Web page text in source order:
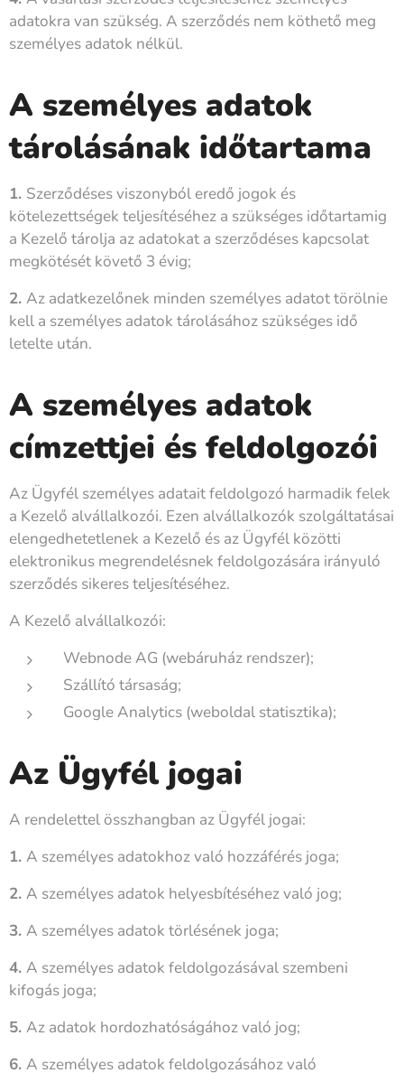
adatokra van szükség. A szerződés nem köthető meg
személyes adatok nélkül.
A személyes adatok
tárolásának időtartama
1. Szerződéses viszonyból eredő jogok és
kötelezettségek teljesítéséhez a szükséges időtartamig
a Kezelő tárolja az adatokat a szerződéses kapcsolat
megkötését követő 3 évig;
2. Az adatkezelőnek minden személyes adatot törölnie
kell a személyes adatok tárolásához szükséges idő
letelte után.
A személyes adatok
címzettjei és feldolgozói
Az Ügyfél személyes adatait feldolgozó harmadik felek
a Kezelő alvállalkozói. Ezen alvállalkozók szolgáltatásai
elengedhetetlenek a Kezelő és az Ügyfél közötti
elektronikus megrendelésnek feldolgozására irányuló
szerződés sikeres teljesítéséhez.
A Kezelő alvállalkozói:
Webnode AG (webáruház rendszer);
Szállító társaság;
Google Analytics (weboldal statisztika);
Az Ügyfél jogai
A rendelettel összhangban az Ügyfél jogai:
1. A személyes adatokhoz való hozzáférés joga;
2. A személyes adatok helyesbítéséhez való jog;
3. A személyes adatok törlésének joga;
4. A személyes adatok feldolgozásával szembeni
kifogás joga;
5. Az adatok hordozhatóságához való jog;
6. A személyes adatok feldolgozásához való